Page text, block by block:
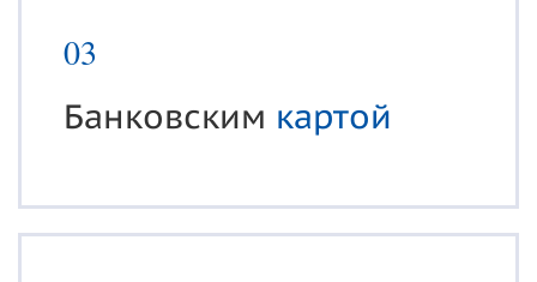
03
Банковским картой